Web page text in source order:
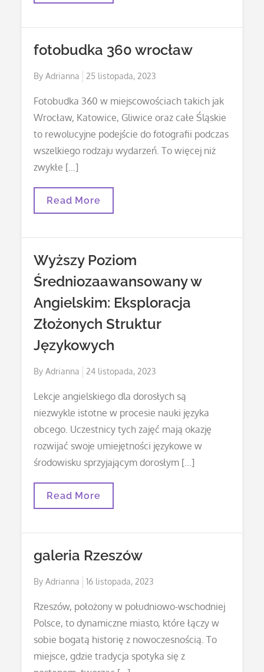
Słupska
fotobudka 360 wrocław
ByAdrianna
Posted
25 listopada, 2023
Fotobudka 360 w miejscowościach takich jak
Wrocław, Katowice, Gliwice oraz całe Śląskie
to rewolucyjne podejście do fotografii podczas
wszelkiego rodzaju wydarzeń. To więcej niż
zwykłe […]
Fotobudka
Read More
Wyższy Poziom
Średniozaawansowany w
Angielskim: Eksploracja
Złożonych Struktur
Językowych
ByAdrianna
Posted
24 listopada, 2023
Lekcje angielskiego dla dorosłych są
niezwykle istotne w procesie nauki języka
obcego. Uczestnicy tych zajęć mają okazję
rozwijać swoje umiejętności językowe w
środowisku sprzyjającym dorosłym […]
Wyższy
Angielskim:
Złożonych
Językowych
Read More
galeria Rzeszów
ByAdrianna
Posted
16 listopada, 2023
Rzeszów, położony w południowo-wschodniej
Polsce, to dynamiczne miasto, które łączy w
sobie bogatą historię z nowoczesnością. To
miejsce, gdzie tradycja spotyka się z